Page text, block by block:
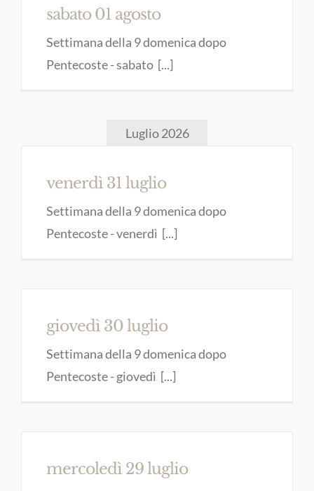
sabato 01 agosto
Settimana della 9 domenica dopo
Pentecoste - sabato [...]
Luglio 2026
venerdì 31 luglio
Settimana della 9 domenica dopo
Pentecoste - venerdì [...]
giovedì 30 luglio
Settimana della 9 domenica dopo
Pentecoste - giovedì [...]
mercoledì 29 luglio